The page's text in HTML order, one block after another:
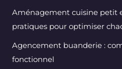
Aménagement cuisine petit
pratiques pour optimiser
Agencement buanderie :
fonctionnel